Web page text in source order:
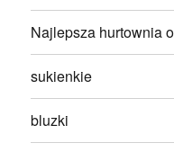
Najlepsza hurtownia
sukienkie
bluzki